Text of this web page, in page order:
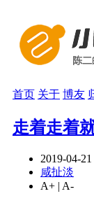
首页 关于 博友
走着走着
2019-04-21
咸扯淡
A+ | A-